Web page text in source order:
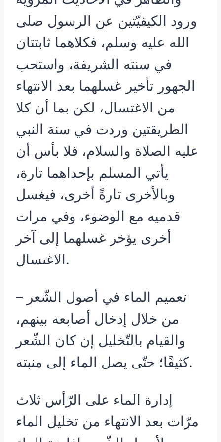
ورود الكيفيّتين عن الرسول صلى
الله عليه وسلم، فكلاهما ثابتتان
في سنته الشريفة، واستحب
الجهور تأخير غسلهما بعد الانتهاء
من الاغتسال، لكن بما أن كلا
الطريقتين وردت في سنة النبي
عليه الصلاة والسلام، فلا بأس أن
يأتي المسلم بإحداهما تارة،
وبالأخرى تارةً أخرى، فيغسل
قدميه مع الوضوء، وفي مرات
أخرى يؤخر غسلهما إلى آخر
الاغتسال.
– تعميم الماء في أصول الشّعر
من خلال إدخال أصابعه بينهم،
والقيام بالتّخليل إن كان الشّعر
كثيفًا؛ حتّى يصل الماء إلى منبته.
إدارة الماء على الرّأس ثلاث
مرّات بعد الانتهاء من تخليل الماء